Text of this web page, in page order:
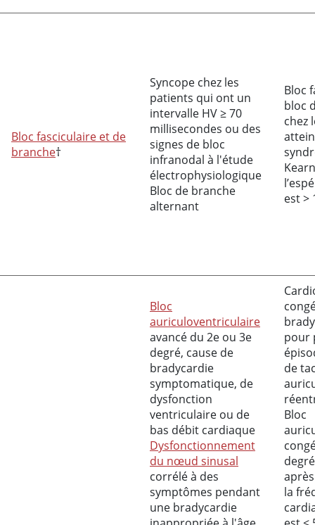
Bloc fasciculaire et de
branche†
Syncope chez les
patients qui ont un
intervalle HV ≥ 70
millisecondes ou des
signes de bloc
infranodal à l'étude
électrophysiologique
Bloc de branche
alternant
Bloc
bloc
chez
est >
Bloc
auriculoventriculaire
avancé du 2e ou 3e
degré, cause de
bradycardie
symptomatique, de
dysfonction
ventriculaire ou de
bas débit cardiaque
Dysfonctionnement
du nœud sinusal
corrélé à des
symptômes pendant
une bradycardie
pour
de
Bloc
la